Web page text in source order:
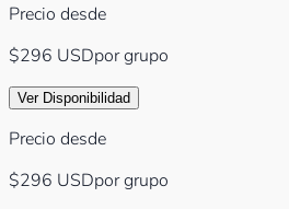
Precio desde
$296 USDpor grupo
Ver Disponibilidad
Precio desde
$296 USDpor grupo